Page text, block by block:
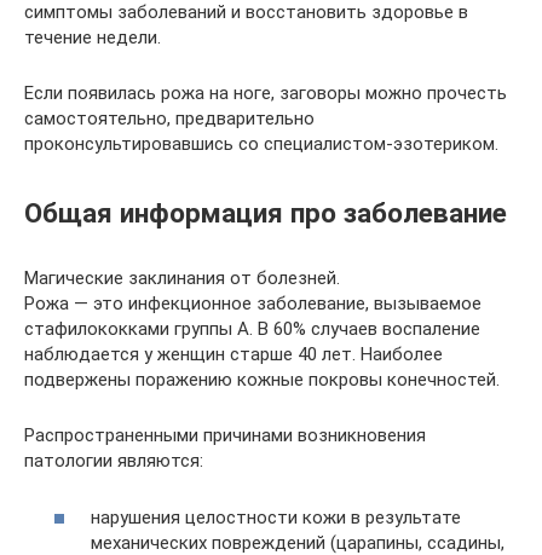
симптомы заболеваний и восстановить здоровье в
течение недели.
Если появилась рожа на ноге, заговоры можно прочесть
самостоятельно, предварительно
проконсультировавшись со специалистом-эзотериком.
Общая информация про заболевание
Магические заклинания от болезней.
Рожа — это инфекционное заболевание, вызываемое
стафилококками группы А. В 60% случаев воспаление
наблюдается у женщин старше 40 лет. Наиболее
подвержены поражению кожные покровы конечностей.
Распространенными причинами возникновения
патологии являются:
нарушения целостности кожи в результате
механических повреждений (царапины, ссадины,